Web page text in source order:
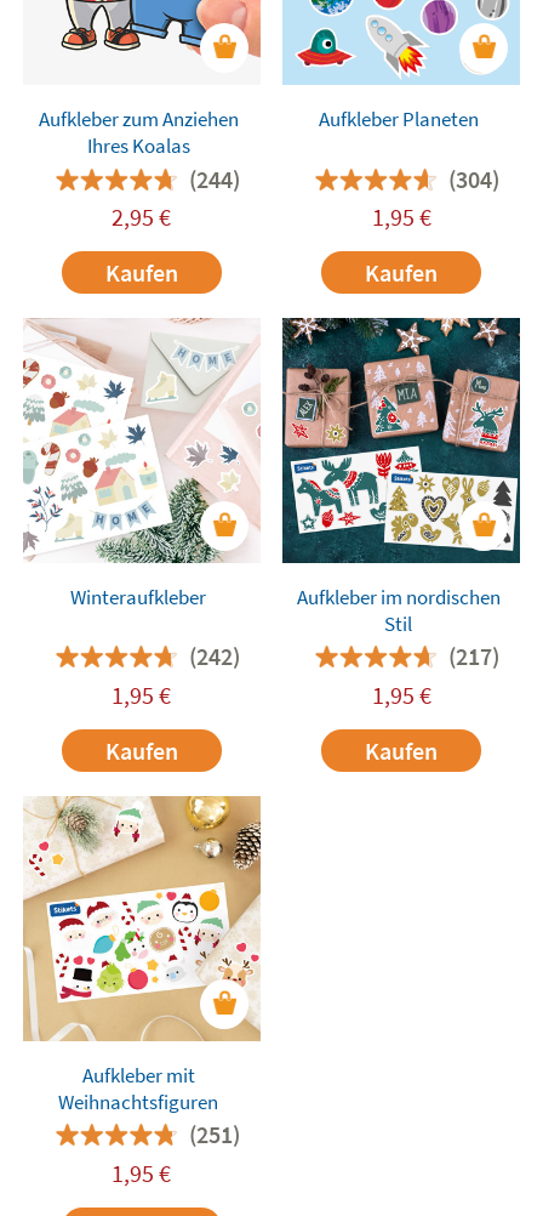
Aufkleber zum Anziehen
Ihres Koalas
(244)
2,95 €
Kaufen
Aufkleber Planeten
(304)
1,95 €
Kaufen
Winteraufkleber
(242)
1,95 €
Kaufen
Aufkleber im nordischen
Stil
(217)
1,95 €
Kaufen
Aufkleber mit
Weihnachtsfiguren
(251)
1,95 €